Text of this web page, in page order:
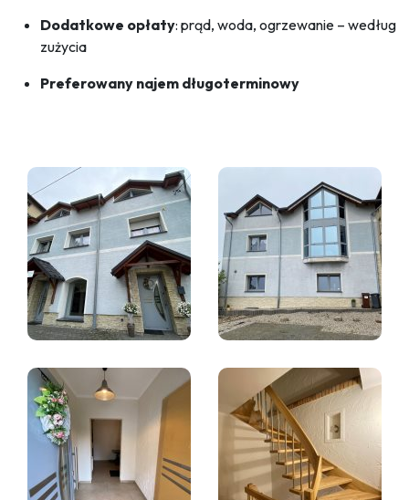
Dodatkowe opłaty: prąd, woda, ogrzewanie – według
zużycia
Preferowany najem długoterminowy